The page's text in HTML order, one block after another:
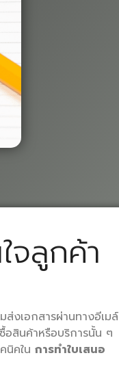
จลูกค้า
งเอกสารผ่านทางอีเมล์
อสินค้าหรือบริการนั้น ๆ
นิคใน การทำใบเสนอ